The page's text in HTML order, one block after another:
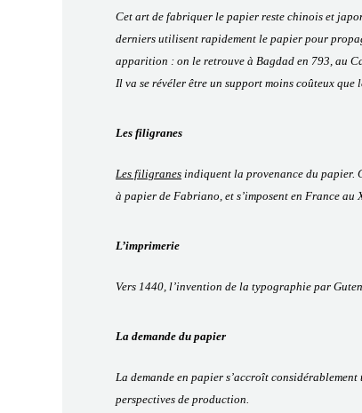
Cet art de fabriquer le papier reste chinois et
derniers utilisent rapidement le papier pour
apparition : on le retrouve à Bagdad en 793, au
Il va se révéler être un support moins coûteux
Les filigranes
Les filigranes indiquent la provenance du papier.
à papier de Fabriano, et s’imposent en France au
L’imprimerie
Vers 1440, l’invention de la typographie par
La demande du papier
La demande en papier s’accroît
perspectives de production.